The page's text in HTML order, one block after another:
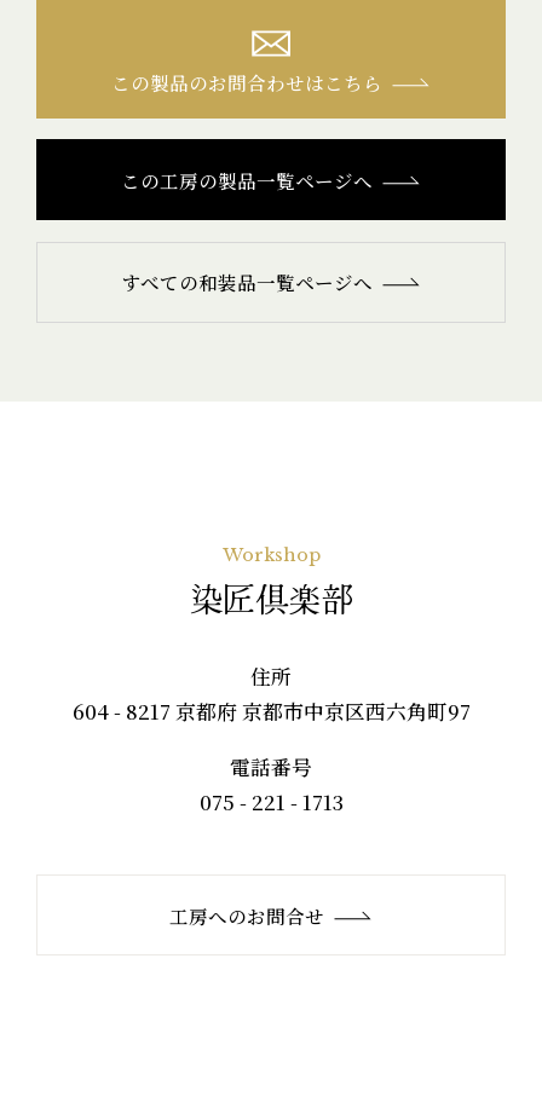
この製品のお問合わせはこちら
この工房の製品一覧ページへ
すべての和装品一覧ページへ
Workshop
染匠倶楽部
住所
604 - 8217 京都府 京都市中京区西六角町97
電話番号
075 - 221 - 1713
工房へのお問合せ